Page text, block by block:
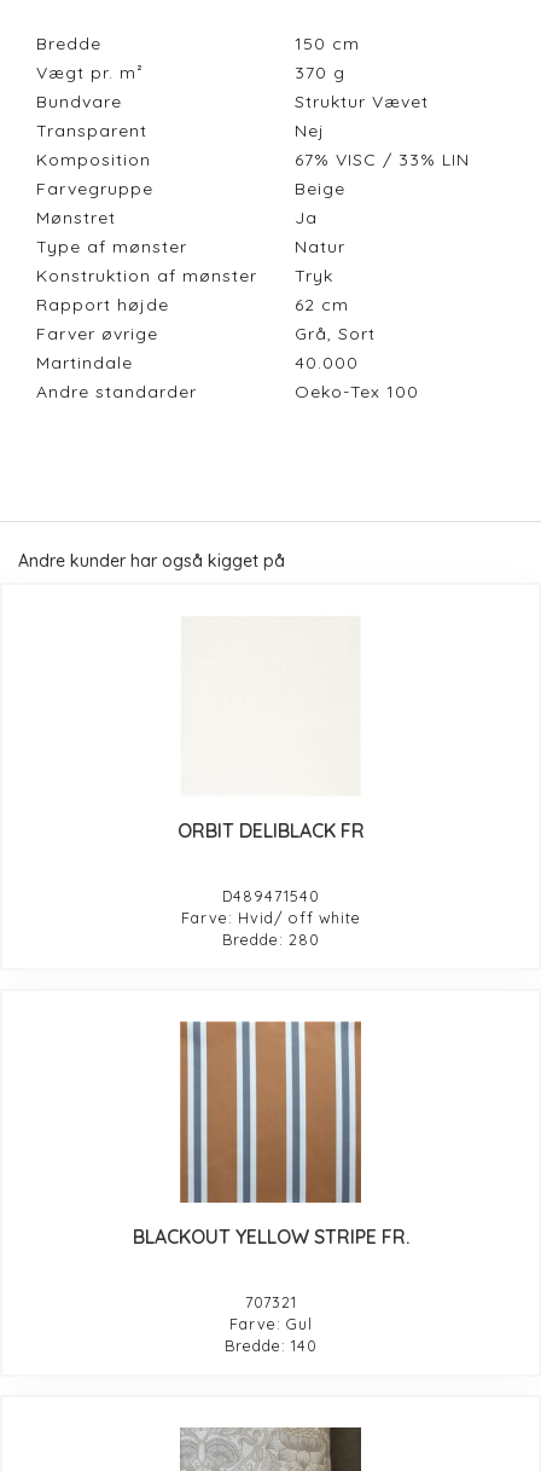
Bredde 150 cm
Vægt pr. m²
370 g
Bundvare
Struktur Vævet
Transparent
Nej
Komposition
67% VISC / 33% LIN
Farvegruppe
Beige
Mønstret
Ja
Type af mønster
Natur
Konstruktion af mønster
Tryk
Rapport højde
62 cm
Farver øvrige
Grå, Sort
Martindale
40.000
Andre standarder
Oeko-Tex 100
Andre kunder har også kigget på
ORBIT DELIBLACK FR
D489471540
Farve: Hvid/ off white
Bredde: 280
BLACKOUT YELLOW STRIPE FR.
707321
Farve: Gul
Bredde: 140